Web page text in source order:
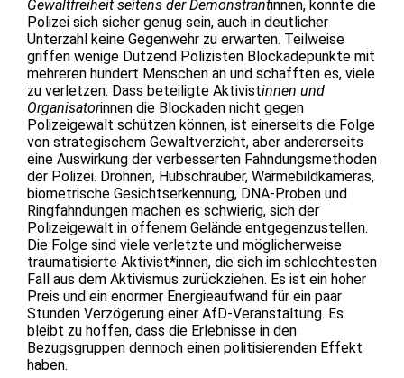
Gewaltfreiheit seitens der Demonstrantinnen, konnte die
Polizei sich sicher genug sein, auch in deutlicher
Unterzahl keine Gegenwehr zu erwarten. Teilweise
griffen wenige Dutzend Polizisten Blockadepunkte mit
mehreren hundert Menschen an und schafften es, viele
zu verletzen. Dass beteiligte Aktivistinnen und
Organisatorinnen die Blockaden nicht gegen
Polizeigewalt schützen können, ist einerseits die Folge
von strategischem Gewaltverzicht, aber andererseits
eine Auswirkung der verbesserten Fahndungsmethoden
der Polizei. Drohnen, Hubschrauber, Wärmebildkameras,
biometrische Gesichtserkennung, DNA-Proben und
Ringfahndungen machen es schwierig, sich der
Polizeigewalt in offenem Gelände entgegenzustellen.
Die Folge sind viele verletzte und möglicherweise
traumatisierte Aktivist*innen, die sich im schlechtesten
Fall aus dem Aktivismus zurückziehen. Es ist ein hoher
Preis und ein enormer Energieaufwand für ein paar
Stunden Verzögerung einer AfD-Veranstaltung. Es
bleibt zu hoffen, dass die Erlebnisse in den
Bezugsgruppen dennoch einen politisierenden Effekt
haben.